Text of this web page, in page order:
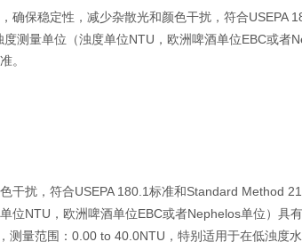
确保稳定性，减少杂散光和颜色干扰，符合USEPA
测量单位（浊度单位NTU ，欧洲啤酒单位EBC或者
。
干扰，符合USEPA 180.1标准和 Standard Method
位NTU ，欧洲啤酒单位EBC或者Nephelos单位）具
测量范围：0.00 to 40.0NTU ，特别适用于在低浊度